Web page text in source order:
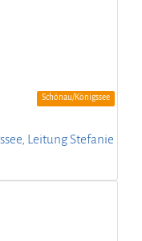
Schönau/Königssee
Leitung Stefanie